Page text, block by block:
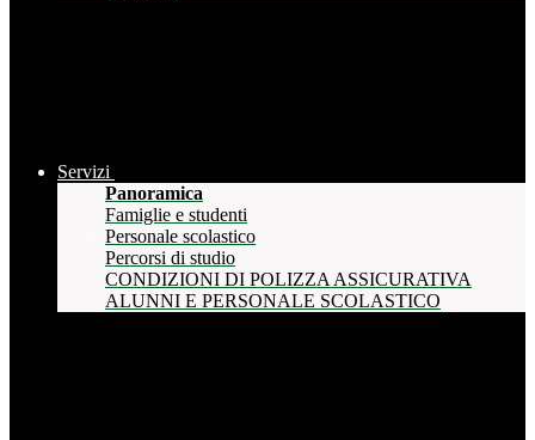
Servizi
Panoramica
Famiglie e studenti
Personale scolastico
Percorsi di studio
CONDIZIONI DI POLIZZA ASSICURATIVA
ALUNNI E PERSONALE SCOLASTICO